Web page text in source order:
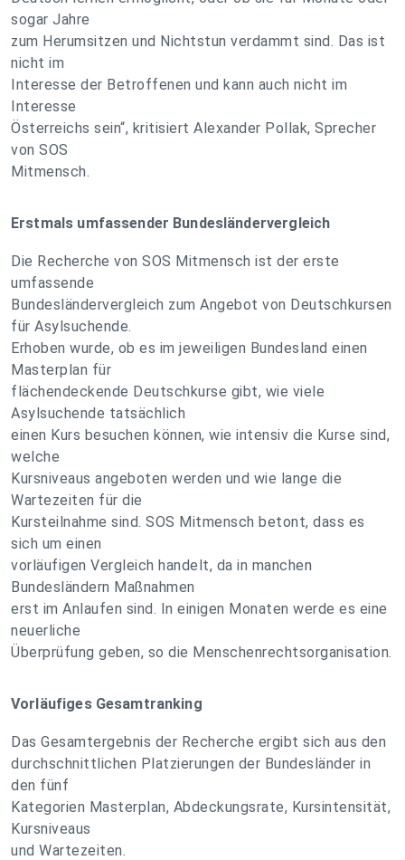
sogar Jahre
zum Herumsitzen und Nichtstun verdammt sind. Das ist
nicht im
Interesse der Betroffenen und kann auch nicht im
Interesse
Österreichs sein“, kritisiert Alexander Pollak, Sprecher
von SOS
Mitmensch.
Erstmals umfassender Bundesländervergleich
Die Recherche von SOS Mitmensch ist der erste
umfassende
Bundesländervergleich zum Angebot von Deutschkursen
für Asylsuchende.
Erhoben wurde, ob es im jeweiligen Bundesland einen
Masterplan für
flächendeckende Deutschkurse gibt, wie viele
Asylsuchende tatsächlich
einen Kurs besuchen können, wie intensiv die Kurse sind,
welche
Kursniveaus angeboten werden und wie lange die
Wartezeiten für die
Kursteilnahme sind. SOS Mitmensch betont, dass es
sich um einen
vorläufigen Vergleich handelt, da in manchen
Bundesländern Maßnahmen
erst im Anlaufen sind. In einigen Monaten werde es eine
neuerliche
Überprüfung geben, so die Menschenrechtsorganisation.
Vorläufiges Gesamtranking
Das Gesamtergebnis der Recherche ergibt sich aus den
durchschnittlichen Platzierungen der Bundesländer in
den fünf
Kategorien Masterplan, Abdeckungsrate, Kursintensität,
Kursniveaus
und Wartezeiten.